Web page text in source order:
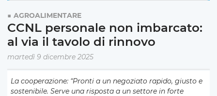
AGROALIMENTARE
CCNL personale non imbarcato:
al via il tavolo di rinnovo
martedì 9 dicembre 2025
La cooperazione: “Pronti a un negoziato rapido, giusto e
sostenibile. Serve una risposta a un settore in forte